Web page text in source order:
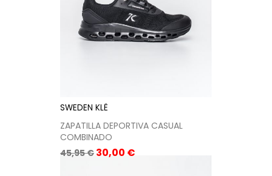
SWEDEN KLË
ZAPATILLA DEPORTIVA CASUAL
COMBINADO
Precio
45,95 € Precio
30,00 €